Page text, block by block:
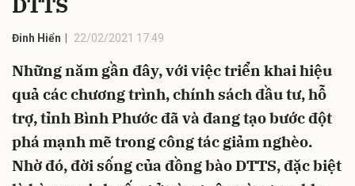
Đinh Hiển 22/02/2021 17:49
Những năm gần đây, với việc triển khai hiệu
quả các chương trình, chính sách đầu tư, hỗ
trợ, tỉnh Bình Phước đã và đang tạo bước đột
phá mạnh mẽ trong công tác giảm nghèo.
Nhờ đó, đời sống của đồng bào DTTS, đặc biệt